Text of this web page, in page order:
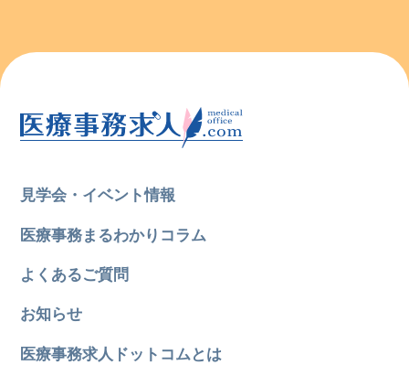
見学会・イベント情報
医療事務まるわかりコラム
よくあるご質問
お知らせ
医療事務求人ドットコムとは